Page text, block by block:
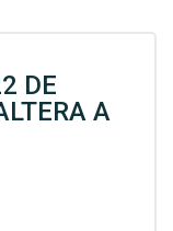
DE
A